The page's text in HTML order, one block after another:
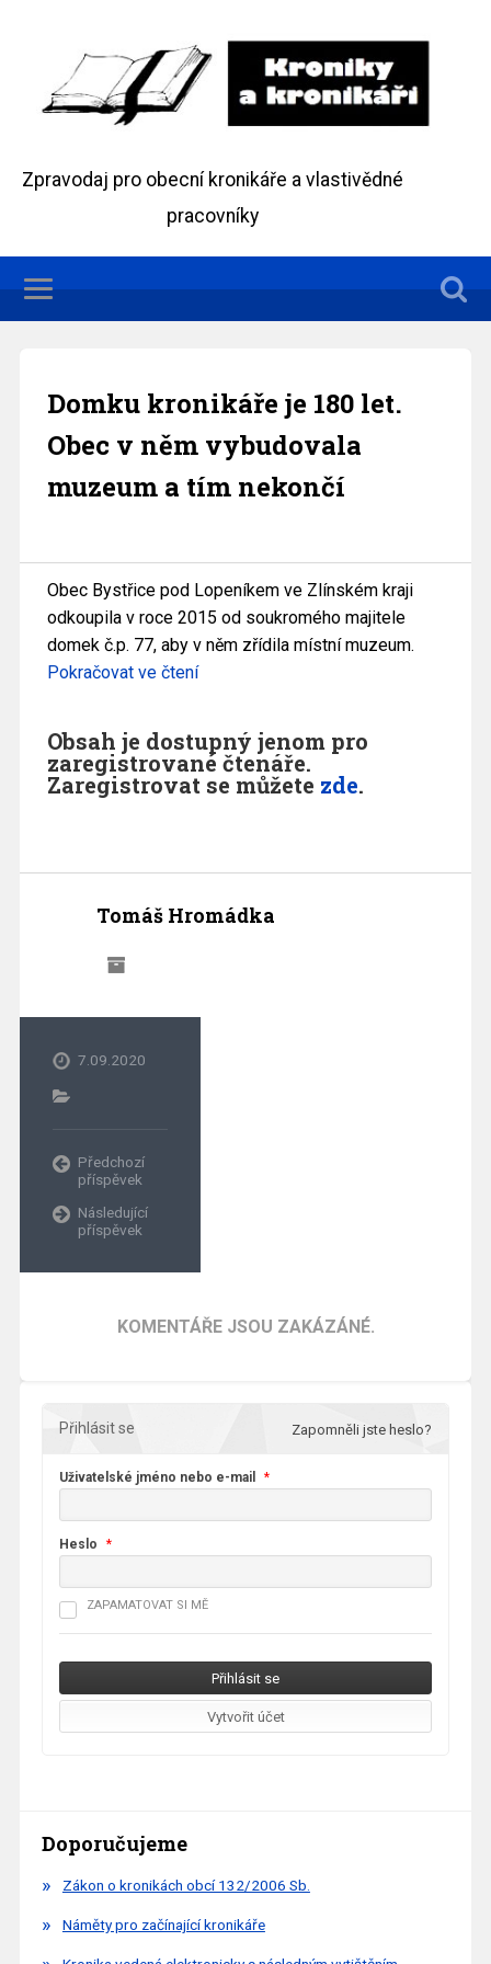
Zpravodaj pro obecní kronikáře a vlastivědné
pracovníky
Domku kronikáře je 180 let.
Obec v něm vybudovala
muzeum a tím nekončí
Obec Bystřice pod Lopeníkem ve Zlínském kraji
odkoupila v roce 2015 od soukromého majitele
domek č.p. 77, aby v něm zřídila místní muzeum.
Pokračovat ve čtení
Obsah je dostupný jenom pro
zaregistrované čtenáře.
Zaregistrovat se můžete zde.
Tomáš Hromádka
7.09.2020
Předchozí
příspěvek
Následující
příspěvek
KOMENTÁŘE JSOU ZAKÁZÁNÉ.
Přihlásit se Zapomněli jste heslo?
Uživatelské jméno nebo e-mail *
Heslo *
ZAPAMATOVAT SI MĚ
Doporučujeme
Zákon o kronikách obcí 132/2006 Sb.
Náměty pro začínající kronikáře